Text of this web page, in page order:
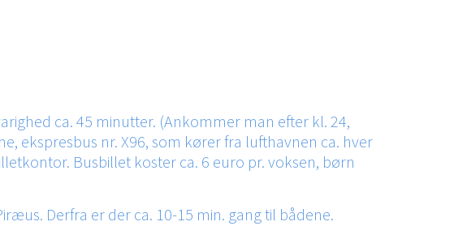
ca. 45 minutter. (Ankommer man efter kl. 24,
ekspresbus nr. X96, som kører fra lufthavnen ca. hver
Busbillet koster ca. 6 euro pr. voksen, børn
Derfra er der ca. 10-15 min. gang til bådene.